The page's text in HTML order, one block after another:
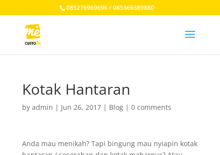
085276969696 / 085369389880
Kotak Hantaran
by admin | Jun 26, 2017| Blog| 0 comments
Anda mau menikah? Tapi bingung mau nyiapin kotak